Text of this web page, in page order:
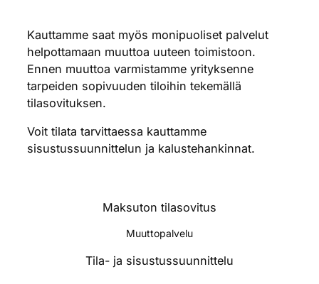
Kauttamme saat myös monipuoliset palvelut
helpottamaan muuttoa uuteen toimistoon.
Ennen muuttoa varmistamme yrityksenne
tarpeiden sopivuuden tiloihin tekemällä
tilasovituksen.
Voit tilata tarvittaessa kauttamme
sisustussuunnittelun ja kalustehankinnat.
Maksuton tilasovitus
Muuttopalvelu
Tila- ja sisustussuunnittelu